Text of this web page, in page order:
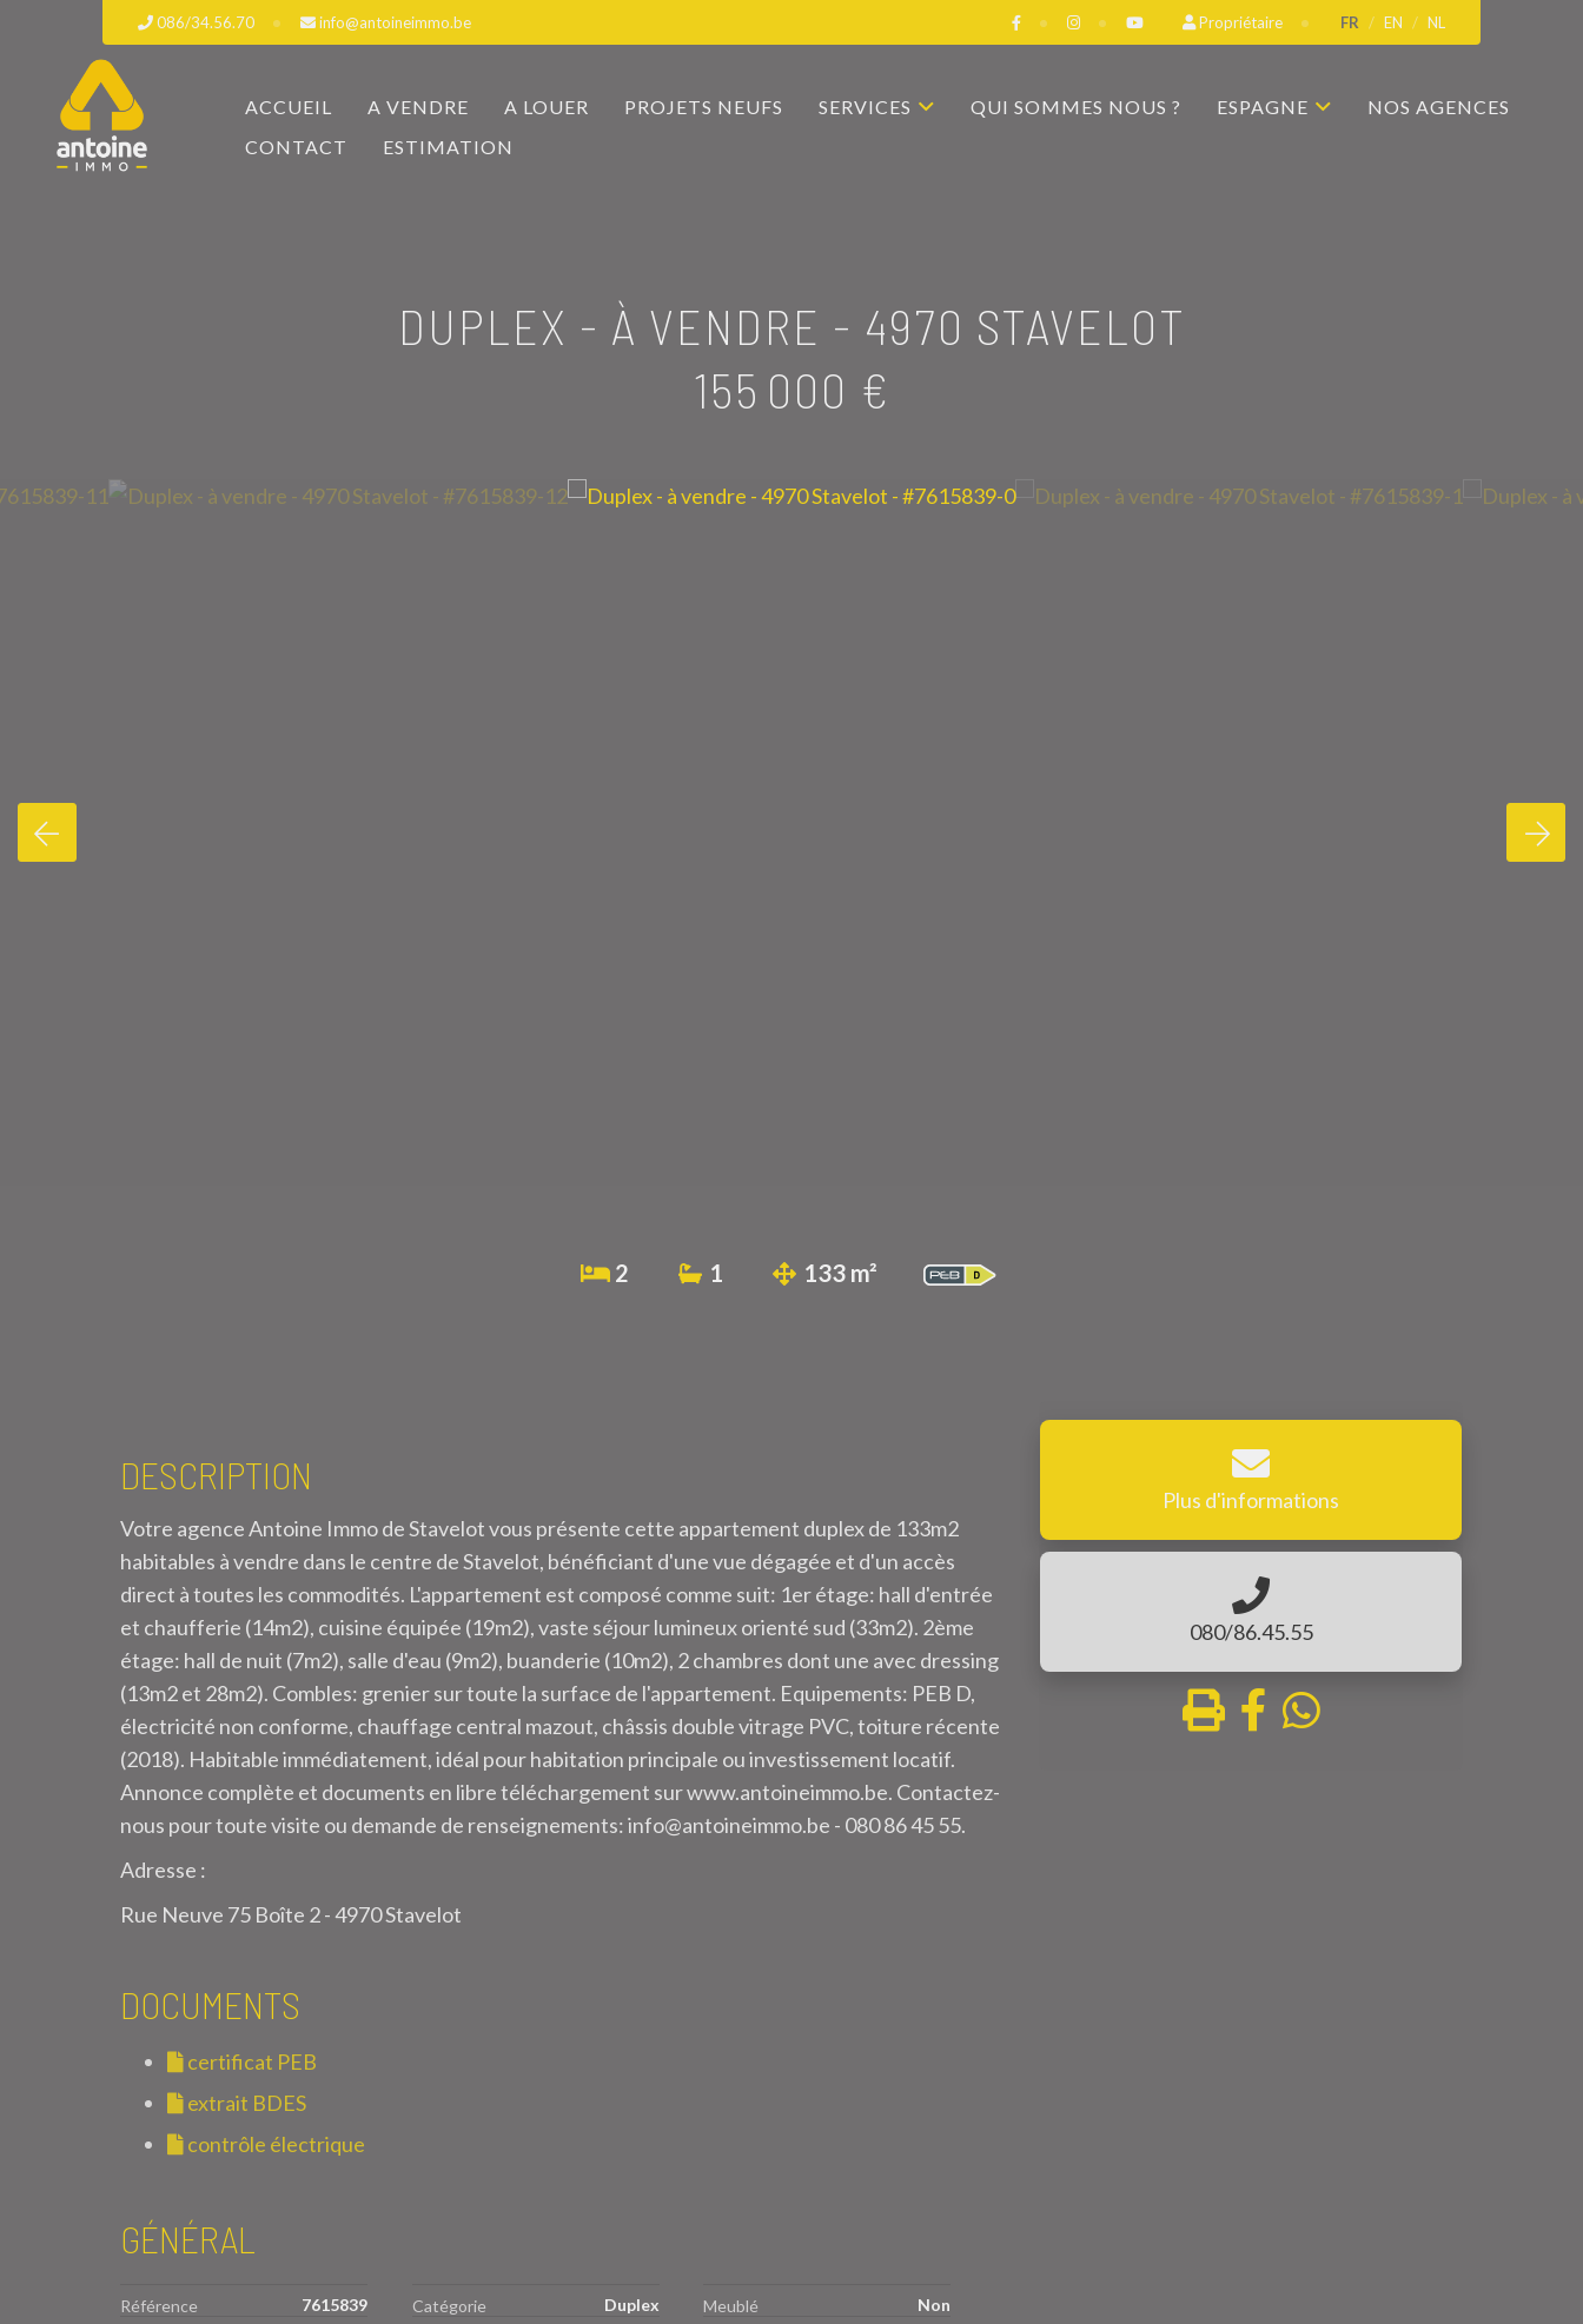
086/34.56.70 info@antoineimmo.be Propriétaire FR EN NL
ACCUEIL A VENDRE A LOUER PROJETS NEUFS SERVICES QUI SOMMES NOUS ? ESPAGNE
NOS AGENCES
CONTACT
ESTIMATION
DUPLEX - À VENDRE - 4970 STAVELOT
155 000 €
2 1 133 m²
DESCRIPTION
Votre agence Antoine Immo de Stavelot vous présente cette appartement duplex de 133m2
habitables à vendre dans le centre de Stavelot, bénéficiant d'une vue dégagée et d'un accès
direct à toutes les commodités. L'appartement est composé comme suit: 1er étage: hall d'entrée
et chaufferie (14m2), cuisine équipée (19m2), vaste séjour lumineux orienté sud (33m2). 2ème
étage: hall de nuit (7m2), salle d'eau (9m2), buanderie (10m2), 2 chambres dont une avec dressing
(13m2 et 28m2). Combles: grenier sur toute la surface de l'appartement. Equipements: PEB D,
électricité non conforme, chauffage central mazout, châssis double vitrage PVC, toiture récente
(2018). Habitable immédiatement, idéal pour habitation principale ou investissement locatif.
Annonce complète et documents en libre téléchargement sur www.antoineimmo.be. Contactez-
nous pour toute visite ou demande de renseignements: info@antoineimmo.be - 080 86 45 55.
Adresse :
Rue Neuve 75 Boîte 2 - 4970 Stavelot
DOCUMENTS
certificat PEB
extrait BDES
contrôle électrique
GÉNÉRAL
Référence 7615839 Catégorie Duplex Meublé
Non
Plus d'informations
080/86.45.55